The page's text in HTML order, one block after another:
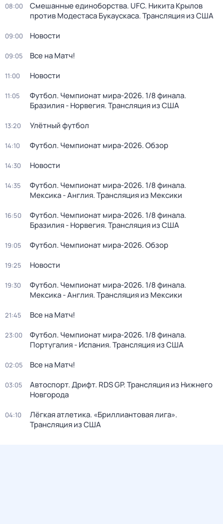
08:00
Смешанные единоборства. UFC. Никита Крылов
против Модестаса Букаускаса. Трансляция из США
09:00 Новости
09:05 Все на Матч!
11:00 Новости
11:05
Футбол. Чемпионат мира-2026. 1/8 финала.
Бразилия - Норвегия. Трансляция из США
13:20 Улётный футбол
14:10 Футбол. Чемпионат мира-2026. Обзор
14:30 Новости
14:35
Футбол. Чемпионат мира-2026. 1/8 финала.
Мексика - Англия. Трансляция из Мексики
16:50
Футбол. Чемпионат мира-2026. 1/8 финала.
Бразилия - Норвегия. Трансляция из США
19:05 Футбол. Чемпионат мира-2026. Обзор
19:25 Новости
19:30
Футбол. Чемпионат мира-2026. 1/8 финала.
Мексика - Англия. Трансляция из Мексики
21:45 Все на Матч!
23:00
Футбол. Чемпионат мира-2026. 1/8 финала.
Португалия - Испания. Трансляция из США
02:05 Все на Матч!
03:05
Автоспорт. Дрифт. RDS GP. Трансляция из Нижнего
Новгорода
04:10
Лёгкая атлетика. «Бриллиантовая лига».
Трансляция из США